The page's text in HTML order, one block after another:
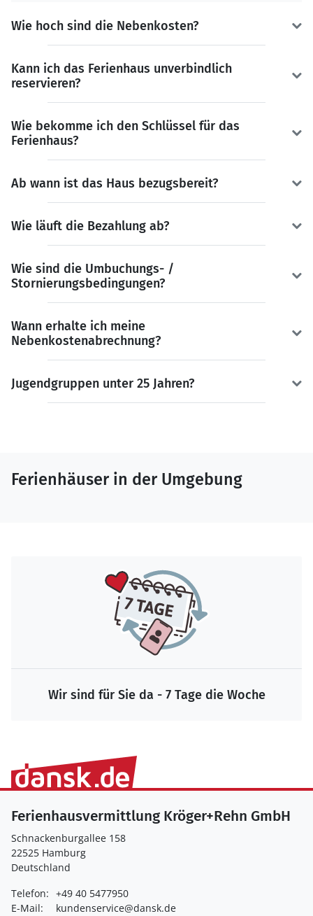
Wie hoch sind die Nebenkosten?
Kann ich das Ferienhaus unverbindlich
reservieren?
Wie bekomme ich den Schlüssel für das
Ferienhaus?
Ab wann ist das Haus bezugsbereit?
Wie läuft die Bezahlung ab?
Wie sind die Umbuchungs- /
Stornierungsbedingungen?
Wann erhalte ich meine
Nebenkostenabrechnung?
Jugendgruppen unter 25 Jahren?
Ferienhäuser in der Umgebung
Wir sind für Sie da - 7 Tage die Woche
Ferienhausvermittlung Kröger+Rehn GmbH
Schnackenburgallee 158
22525 Hamburg
Deutschland
Telefon: +49 40 5477950
E-Mail:
kundenservice@dansk.de